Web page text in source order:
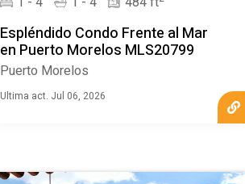
Espléndido Condo Frente al Mar
en Puerto Morelos MLS20799
Puerto Morelos
Ultima act. Jul 06, 2026